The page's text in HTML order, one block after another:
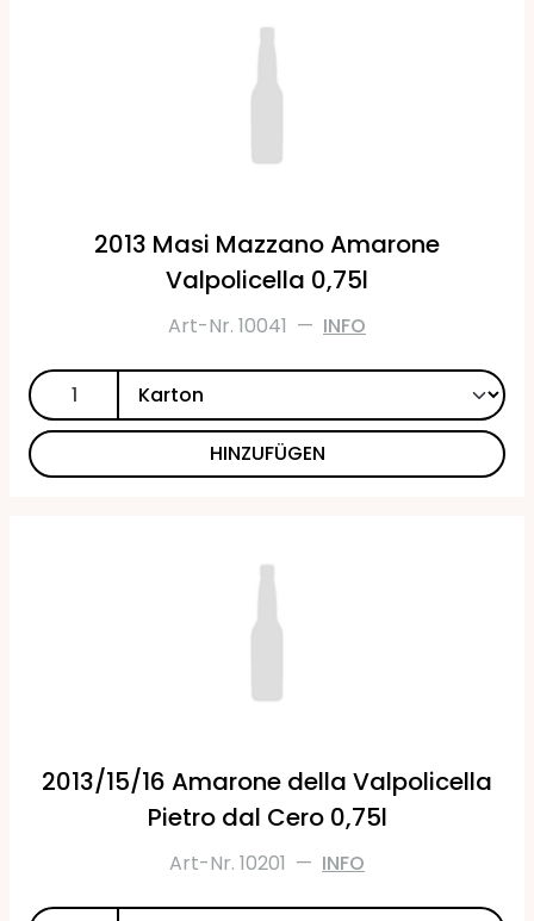
2013 Masi Mazzano Amarone
Valpolicella 0,75l
Art-Nr. 10041 — INFO
HINZUFÜGEN
2013/15/16 Amarone della Valpolicella
Pietro dal Cero 0,75l
Art-Nr. 10201 — INFO